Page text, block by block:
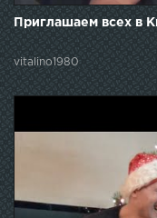
Приглашаем всех в
vitalino1980